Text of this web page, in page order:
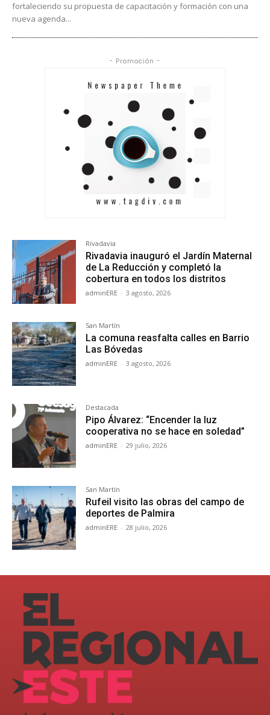
fortaleciendo su propuesta de capacitación y formación con una
nueva agenda...
- Promoción -
Rivadavia
Rivadavia inauguró el Jardín Maternal
de La Reducción y completó la
cobertura en todos los distritos
adminERE - 3 agosto, 2026
San Martín
La comuna reasfalta calles en Barrio
Las Bóvedas
adminERE - 3 agosto, 2026
Destacada
Pipo Álvarez: “Encender la luz
cooperativa no se hace en soledad”
adminERE - 29 julio, 2026
San Martín
Rufeil visito las obras del campo de
deportes de Palmira
adminERE - 28 julio, 2026